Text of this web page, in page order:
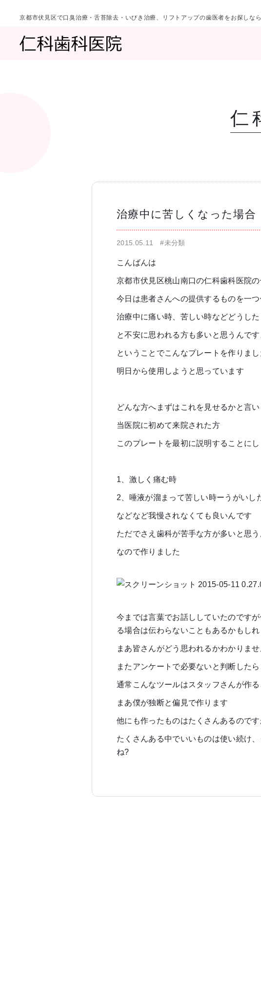
京都市伏見区で口臭治療・舌苔除去・いびき治療、リフトアップの歯医者をお探しな
仁科歯科医院ブログ
仁
治療中に苦しくなった場合
2015.05.11#未分類
こんばんは
京都市伏見区桃山南口の仁科歯科医院
今日は患者さんへの提供するものを一
治療中に痛い時、苦しい時などどうし
と不安に思われる方も多いと思うんです
ということでこんなプレートを作りまし
明日から使用しようと思っています
どんな方へまずはこれを見せるかと言
当医院に初めて来院された方
このプレートを最初に説明することにし
1、激しく痛む時
2、唾液が溜まって苦しい時ーうがいし
などなど我慢されなくても良いんです
ただでさえ歯科が苦手な方が多いと思
なので作りました
今までは言葉でお話ししていたのです
る場合は伝わらないこともあるかもし
まあ皆さんがどう思われるかわかりま
またアンケートで必要ないと判断した
通常こんなツールはスタッフさんが作
まあ僕が独断と偏見で作ります
他にも作ったものはたくさんあるので
たくさんある中でいいものは使い続け
ね?